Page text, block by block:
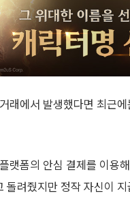
래에서 발생했다면 최근
랫폼의 안심 결제를 이용
려줬지만 정작 자신이